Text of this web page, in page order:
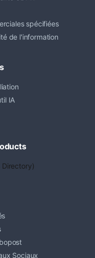
spécifiées
de l'information
IA
Directory)
Sociaux